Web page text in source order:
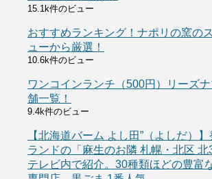
15.1k件のビュー
おすすめランキング！ナポリの窯の
ューから厳選！
10.6k件のビュー
ワンコインランチ（500円）リーズ
舗一覧！
9.4k件のビュー
【北海道バーム よし田”（よしだ）
ランドの「麻生のお隣 札幌・北区
テレビ内で紹介。30種類ほどの豊富